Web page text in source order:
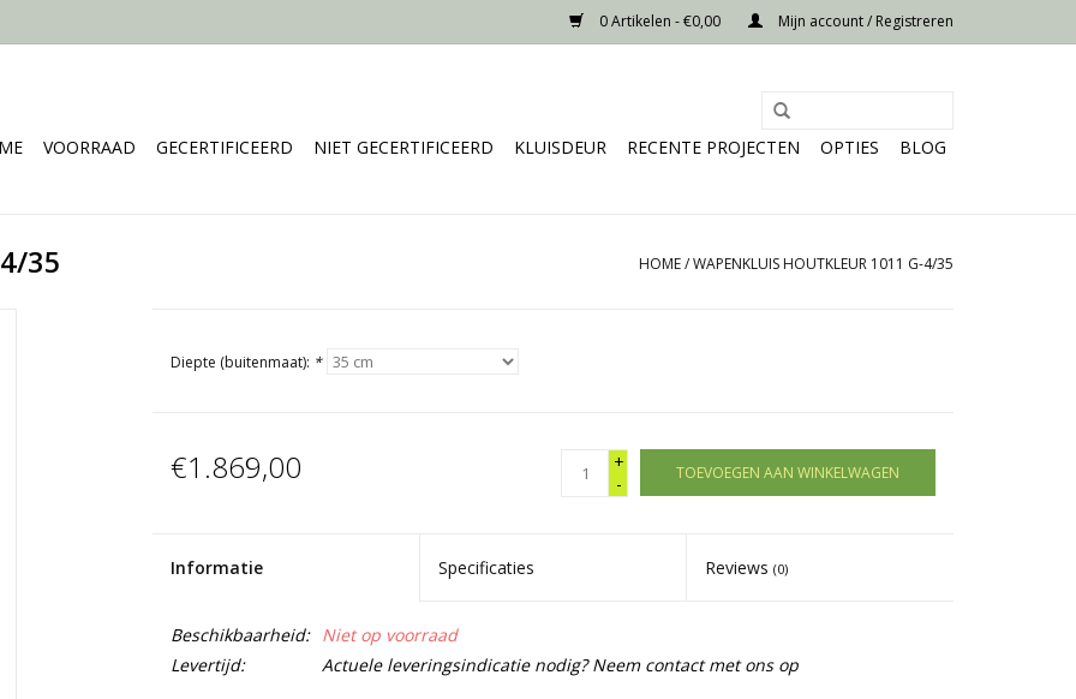
0 Artikelen - €0,00 Mijn account / Registreren
VOORRAAD GECERTIFICEERD NIET GECERTIFICEERD KLUISDEUR RECENTE PROJECTEN OPTIES BLOG
35 HOME/WAPENKLUIS HOUTKLEUR 1011 G-4/35
Diepte (buitenmaat): *
€1.869,00
+
-
TOEVOEGEN AAN WINKELWAGEN
Informatie Specificaties Reviews(0)
Beschikbaarheid:
Niet op voorraad
Levertijd:
Actuele leveringsindicatie nodig? Neem contact met ons op